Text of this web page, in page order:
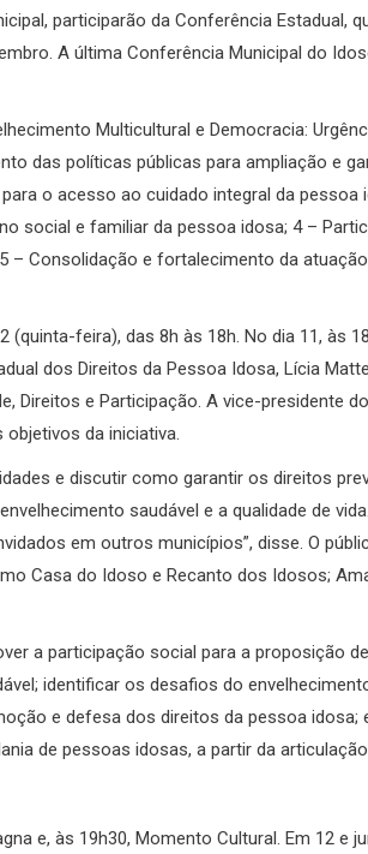
participarão da Conferência Estadual,
A última Conferência Municipal do
Multicultural e Democracia:
das políticas públicas para ampliação e
o acesso ao cuidado integral da pessoa
social e familiar da pessoa idosa; 4 –
– Consolidação e fortalecimento da
feira), das 8h às 18h. No dia 11, às
dos Direitos da Pessoa Idosa, Lícia
Direitos e Participação. A vice-presidente
da iniciativa.
e discutir como garantir os direitos
saudável e a qualidade de
em outros municípios”, disse. O
Casa do Idoso e Recanto dos Idosos;
a participação social para a proposição
identificar os desafios do
e defesa dos direitos da pessoa idosa;
de pessoas idosas, a partir da
e, às 19h30, Momento Cultural. Em 12 e